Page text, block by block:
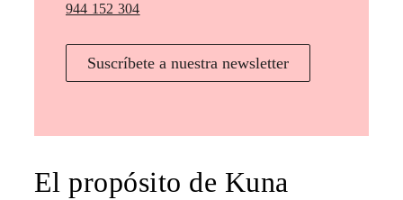
944 152 304
Suscríbete a nuestra newsletter
El propósito de Kuna